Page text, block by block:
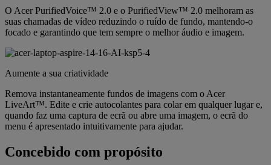
O Acer PurifiedVoice™ 2.0 e o PurifiedView™ 2.0 melhoram as
suas chamadas de vídeo reduzindo o ruído de fundo, mantendo-o
focado e garantindo que tem sempre o melhor áudio e imagem.
Aumente a sua criatividade
Remova instantaneamente fundos de imagens com o Acer
LiveArt™. Edite e crie autocolantes para colar em qualquer lugar e,
quando faz uma captura de ecrã ou abre uma imagem, o ecrã do
menu é apresentado intuitivamente para ajudar.
Concebido com propósito